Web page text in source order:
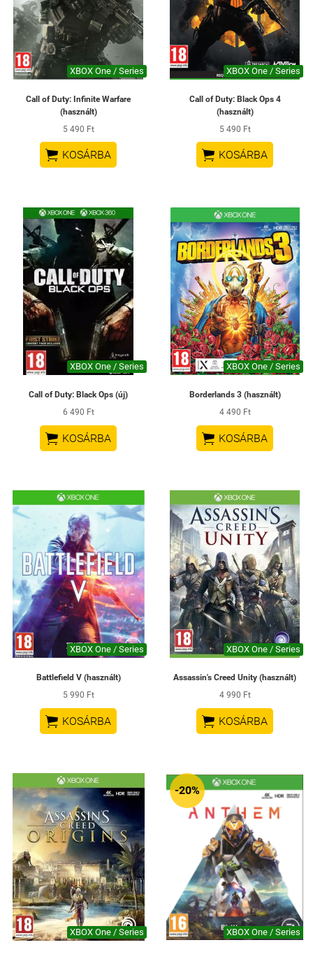
XBOX One / Series
Call of Duty: Infinite Warfare
(használt)
5 490 Ft
 KOSÁRBA
XBOX One / Series
Call of Duty: Black Ops 4
(használt)
5 490 Ft
 KOSÁRBA
XBOX One / Series
Call of Duty: Black Ops (új)
6 490 Ft
 KOSÁRBA
XBOX One / Series
Borderlands 3 (használt)
4 490 Ft
 KOSÁRBA
XBOX One / Series
Battlefield V (használt)
5 990 Ft
 KOSÁRBA
XBOX One / Series
Assassin's Creed Unity (használt)
4 990 Ft
 KOSÁRBA
XBOX One / Series
-20%
XBOX One / Series